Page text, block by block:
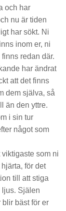
och har
nu är tiden
har sökt. Ni
inom er, ni
redan där.
har ändrat
att det finns
dem själva, så
än den yttre.
i sin tur
något som
viktigaste som ni
för det
till att stiga
ljus. Själen
blir bäst för er